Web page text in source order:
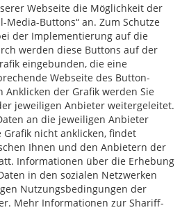
Webseite die Möglichkeit der
Media-Buttons“ an. Zum Schutze
der Implementierung auf die
werden diese Buttons auf der
eingebunden, die eine
Webseite des Button-
der Grafik werden Sie
jeweiligen Anbieter weitergeleitet.
an die jeweiligen Anbieter
Grafik nicht anklicken, findet
Ihnen und den Anbietern der
Informationen über die Erhebung
in den sozialen Netzwerken
Nutzungsbedingungen der
Mehr Informationen zur Shariff-